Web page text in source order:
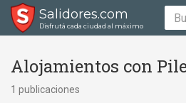
Salidores.com
Disfrutá cada ciudad al máximo
Alojamientos con
1 publicaciones